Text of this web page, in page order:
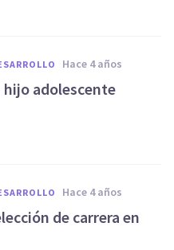
hace 4 años
hijo adolescente
hace 4 años
de carrera en